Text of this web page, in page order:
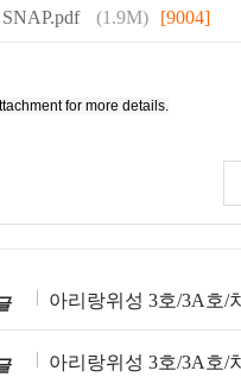
(1.9M) [9004]
for more details.